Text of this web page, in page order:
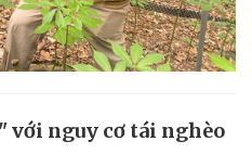
với nguy cơ tái nghèo